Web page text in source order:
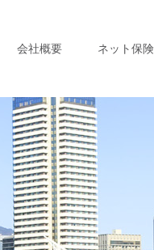
会社概要 ネット保険